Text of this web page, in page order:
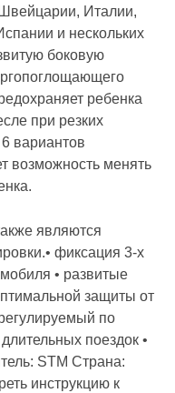
Италии,
и нескольких
боковую
ребенка
при резких
вариантов
возможность менять
являются
фиксация 3-х
• развитые
защиты от
по
поездок •
STM Страна:
инструкцию к